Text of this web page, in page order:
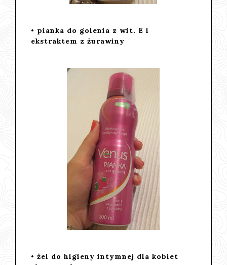
• pianka do golenia z wit. E i
ekstraktem z żurawiny
• żel do higieny intymnej dla kobiet